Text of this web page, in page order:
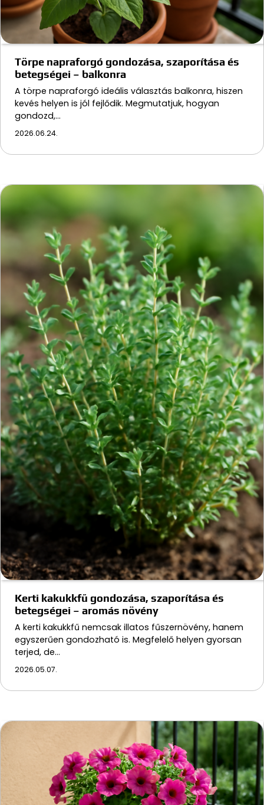
Törpe napraforgó gondozása, szaporítása és
betegségei – balkonra
A törpe napraforgó ideális választás balkonra, hiszen
kevés helyen is jól fejlődik. Megmutatjuk, hogyan
gondozd,…
2026.06.24.
Kerti kakukkfű gondozása, szaporítása és
betegségei – aromás növény
A kerti kakukkfű nemcsak illatos fűszernövény, hanem
egyszerűen gondozható is. Megfelelő helyen gyorsan
terjed, de…
2026.05.07.